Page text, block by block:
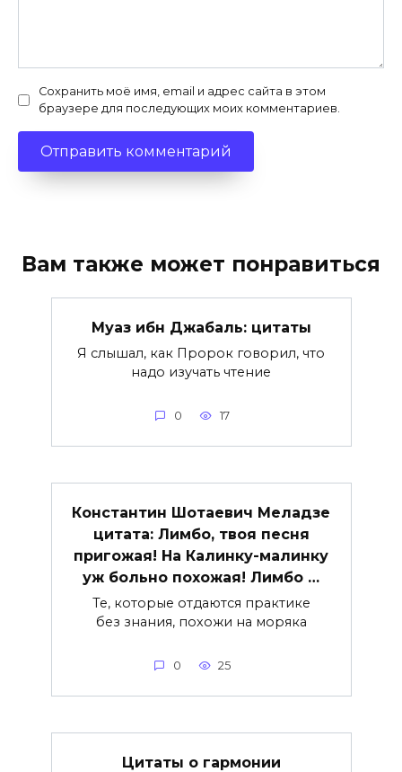
Сохранить моё имя, email и адрес сайта в этом
браузере для последующих моих комментариев.
Вам также может понравиться
Муаз ибн Джабаль: цитаты
Я слышал, как Пророк говорил, что
надо изучать чтение
0 17
Константин Шотаевич Меладзе
цитата: Лимбо, твоя песня
пригожая! На Калинку-малинку
уж больно похожая! Лимбо …
Те, которые отдаются практике
без знания, похожи на моряка
0 25
Цитаты о гармонии